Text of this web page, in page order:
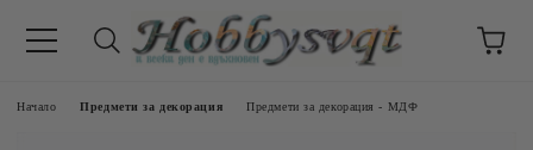
Начало Предмети за декорация Предмети за декорация - МДФ